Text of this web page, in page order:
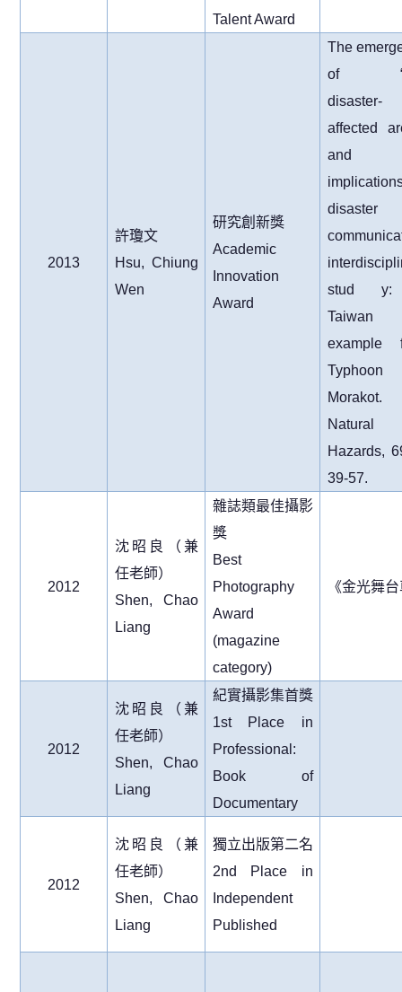
Talent Award
2013
許瓊文
Hsu, Chiung
Wen
研究創新獎
Academic
Innovation
Award
The
of
disaster-
affected
and
disaster
stud
Taiwan
example
Typhoon
Morakot.
Natural
Hazards,
39-57.
2012
沈昭良（兼
任老師）
Shen, Chao
Liang
雜誌類最佳攝影
獎
Best
Photography
Award
(magazine
category)
《金光舞
2012
沈昭良（兼
任老師）
Shen, Chao
Liang
紀實攝影集首獎
1st Place in
Professional:
Book of
Documentary
2012
沈昭良（兼
任老師）
Shen, Chao
Liang
獨立出版第二名
2nd Place in
Independent
Published